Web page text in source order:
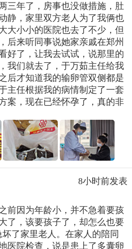
三年了，房事也没做措施，肚
静，家里双方老人为了我俩也
大小小的医院也去了不少，但
后来听同事说她家亲戚在郑州
好了，让我去试试，说那里的
我们就去了，于万茹主任给我
后才知道我的输卵管双侧都是
主任根据我的病情制定了一套
案，现在已经怀孕了，真的非
8小时前发表
前因为年龄小，并不急着要孩
了，该要孩子了，却怎么也要
了家里老人。在家人的陪同
医院检查，说是患上了多囊卵